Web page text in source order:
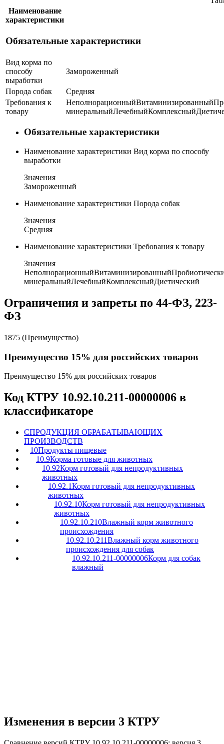
Наименование
характеристики
Обязательные характеристики
Вид корма по
способу
выработки
Замороженный
Порода собак
Средняя
Требования к
товару
НеполнорационныйВитаминизированный
минеральныйЛечебныйКомплексный
Обязательные характеристики
Наименование характеристики Вид корма по способу
выработки
Значения
Замороженный
Наименование характеристики Порода собак
Значения
Средняя
Наименование характеристики Требования к товару
Значения
НеполнорационныйВитаминизированный
минеральныйЛечебныйКомплексныйДиетический
Ограничения и запреты по 44-ФЗ, 223-
ФЗ
1875 (Преимущество)
Преимущество 15% для российских товаров
Преимущество 15% для российских товаров
Код КТРУ 10.92.10.211-00000006 в
классификаторе
CПРОДУКЦИЯ ОБРАБАТЫВАЮЩИХ
ПРОИЗВОДСТВ
10Продукты пищевые
10.9Корма готовые для животных
10.92Корм готовый для непродуктивных
животных
10.92.1Корм готовый для непродуктивных
животных
10.92.10Корм готовый для непродуктивных
животных
10.92.10.210Влажный корм животного
происхождения
10.92.10.211Влажный корм животного
происхождения для собак
10.92.10.211-00000006Корм для собак
влажный
Изменения в версии 3 КТРУ